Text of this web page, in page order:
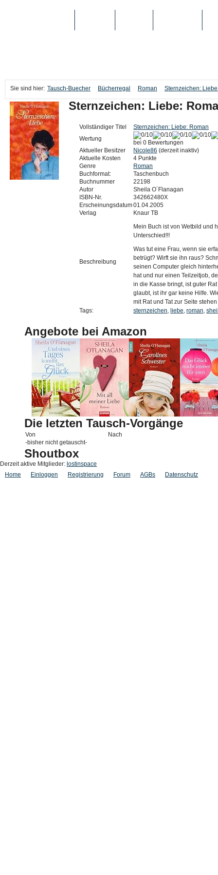
Sie sind hier: Tausch-Buecher Bücherregal Roman Sternzeichen:
Sternzeichen: Liebe:
Vollständiger Titel
Sternzeichen: Liebe: Roman
Wertung
bei 0 Bewertungen
Aktueller Besitzer
Nicole86 (derzeit inaktiv)
Aktuelle Kosten
4 Punkte
Genre
Roman
Buchformat:
Taschenbuch
Buchnummer
22198
Autor
Sheila O´Flanagan
ISBN-Nr.
342662480X
Erscheinungsdatum01.04.2005
Verlag
Knaur TB
Beschreibung
Mein Buch ist von Wetbild und
Unterschied!!!
Was tut eine Frau, wenn sie
betrügt? Wirft sie ihn raus?
seinen Computer gleich
hat und nur einen Teilzeitjob,
in die Kasse bringt, ist guter
glaubt, ist ihr gar keine Hilfe.
mit Rat und Tat zur Seite stehen
Tags:
sternzeichen, liebe, roman,
Angebote bei Amazon
Die letzten Tausch-Vorgänge
Von
Nach
-bisher nicht getauscht-
Shoutbox
Derzeit aktive Mitglieder: lostinspace
Home
Einloggen Registrierung Forum AGBs Datenschutz